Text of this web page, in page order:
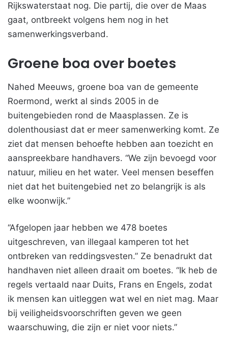
Rijkswaterstaat nog. Die partij, die over de Maas
gaat, ontbreekt volgens hem nog in het
samenwerkingsverband.
Groene boa over boetes
Nahed Meeuws, groene boa van de gemeente
Roermond, werkt al sinds 2005 in de
buitengebieden rond de Maasplassen. Ze is
dolenthousiast dat er meer samenwerking komt. Ze
ziet dat mensen behoefte hebben aan toezicht en
aanspreekbare handhavers. “We zijn bevoegd voor
natuur, milieu en het water. Veel mensen beseffen
niet dat het buitengebied net zo belangrijk is als
elke woonwijk.”
“Afgelopen jaar hebben we 478 boetes
uitgeschreven, van illegaal kamperen tot het
ontbreken van reddingsvesten.” Ze benadrukt dat
handhaven niet alleen draait om boetes. “Ik heb de
regels vertaald naar Duits, Frans en Engels, zodat
ik mensen kan uitleggen wat wel en niet mag. Maar
bij veiligheidsvoorschriften geven we geen
waarschuwing, die zijn er niet voor niets.”